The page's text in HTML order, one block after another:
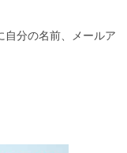
自分の名前、メールア